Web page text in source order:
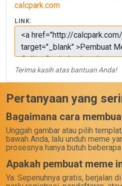
calcpark.com
LINK:
Terima kasih atas bantuan Anda!
Pertanyaan yang
Bagaimana cara
Unggah gambar atau pilih
bawah Anda, lalu unduh meme
prosesnya hanya butuh
Apakah pembuat meme
Ya. Sepenuhnya gratis, berjalan